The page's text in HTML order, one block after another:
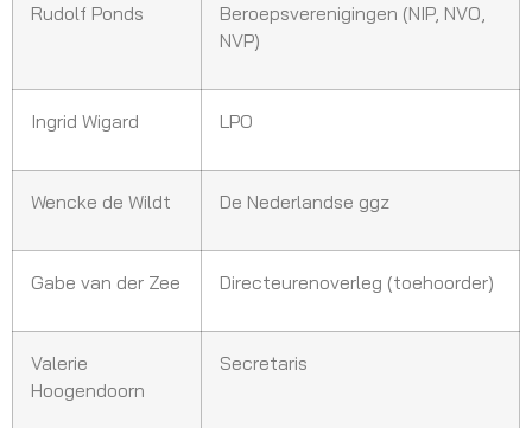
Rudolf Ponds
Beroepsverenigingen (NIP, NVO,
NVP)
Ingrid Wigard LPO
Wencke de Wildt De Nederlandse ggz
Gabe van der Zee Directeurenoverleg (toehoorder)
Valerie
Hoogendoorn
Secretaris